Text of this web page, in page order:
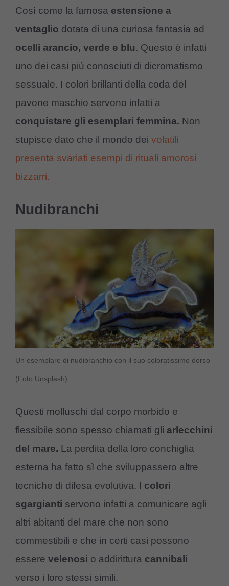
Così come la famosa estensione a
ventaglio dotata di una curiosa fantasia ad
ocelli arancio, verde e blu. Questo è infatti
uno dei casi più conosciuti di dicromatismo
sessuale. I colori brillanti della coda del
pavone maschio servono infatti a
conquistare gli esemplari femmina. Non
stupisce dato che il mondo dei volatili
presenta svariati esempi di rituali amorosi
bizzarri.
Nudibranchi
Un esemplare di nudibranchio con il suo coloratissimo dorso
(Foto Unsplash)
Questi molluschi dal corpo morbido e
flessibile sono spesso chiamati gli arlecchini
del mare. La perdita della loro conchiglia
esterna ha fatto sì che sviluppassero altre
tecniche di difesa evolutiva. I colori
sgargianti servono infatti a comunicare agli
altri abitanti del mare che non sono
commestibili e che in certi casi possono
essere velenosi o addirittura cannibali
verso i loro stessi simili.